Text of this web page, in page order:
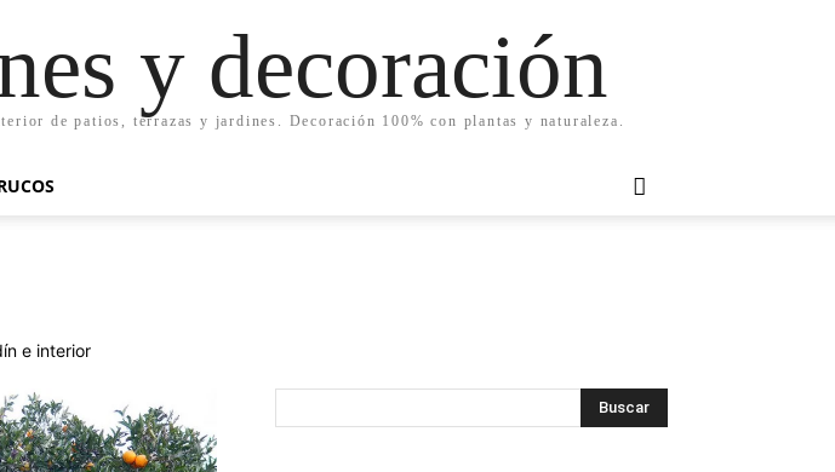
y decoración
de patios, terrazas y jardines. Decoración 100% con plantas y naturaleza.
e interior